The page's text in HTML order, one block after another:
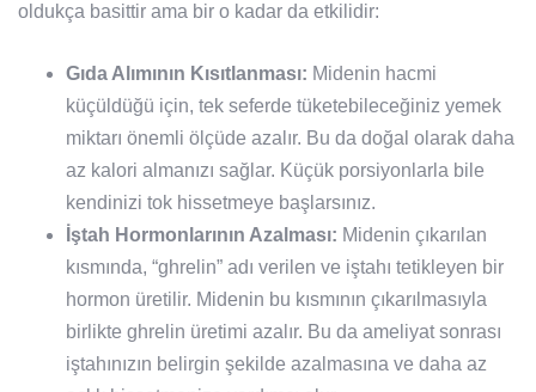
oldukça basittir ama bir o kadar da etkilidir:
Gıda Alımının Kısıtlanması: Midenin hacmi
küçüldüğü için, tek seferde tüketebileceğiniz yemek
miktarı önemli ölçüde azalır. Bu da doğal olarak daha
az kalori almanızı sağlar. Küçük porsiyonlarla bile
kendinizi tok hissetmeye başlarsınız.
İştah Hormonlarının Azalması: Midenin çıkarılan
kısmında, “ghrelin” adı verilen ve iştahı tetikleyen bir
hormon üretilir. Midenin bu kısmının çıkarılmasıyla
birlikte ghrelin üretimi azalır. Bu da ameliyat sonrası
iştahınızın belirgin şekilde azalmasına ve daha az